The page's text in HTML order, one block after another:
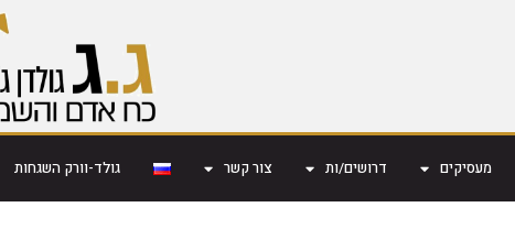
מעסיקים דרושים/ות צור קשר גולד-וורק השגחות